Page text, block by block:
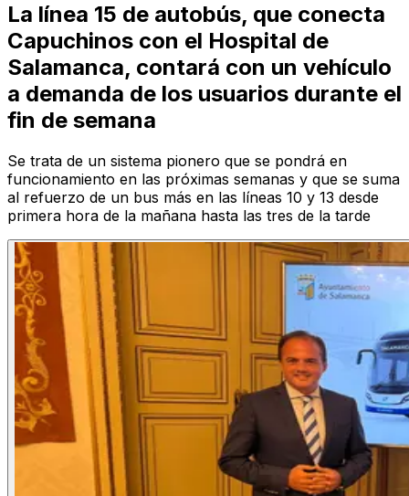
La línea 15 de autobús, que conecta
Capuchinos con el Hospital de
Salamanca, contará con un vehículo
a demanda de los usuarios durante el
fin de semana
Se trata de un sistema pionero que se pondrá en
funcionamiento en las próximas semanas y que se suma
al refuerzo de un bus más en las líneas 10 y 13 desde
primera hora de la mañana hasta las tres de la tarde